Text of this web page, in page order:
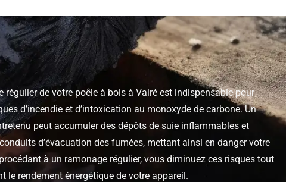
régulier de votre poêle à bois à Vairé est indispensable pour
d’incendie et d’intoxication au monoxyde de carbone. Un
peut accumuler des dépôts de suie inflammables et
d’évacuation des fumées, mettant ainsi en danger votre
à un ramonage régulier, vous diminuez ces risques tout
le rendement énergétique de votre appareil.